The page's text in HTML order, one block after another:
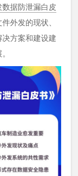
数据防泄漏白皮
外发的现状、
方案和建设建